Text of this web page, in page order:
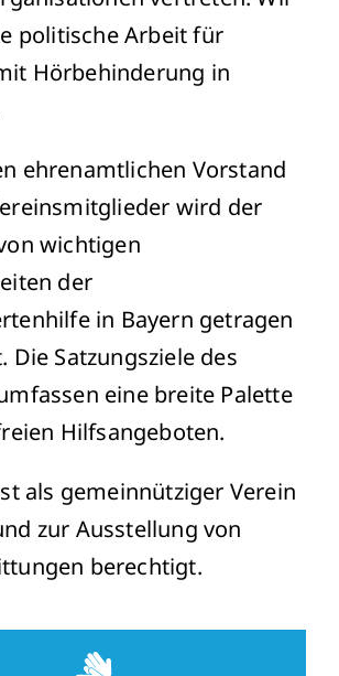
politische Arbeit für
Hörbehinderung in
ehrenamtlichen Vorstand
wird der
wichtigen
der
in Bayern getragen
Die Satzungsziele des
eine breite Palette
Hilfsangeboten.
als gemeinnütziger Verein
zur Ausstellung von
berechtigt.